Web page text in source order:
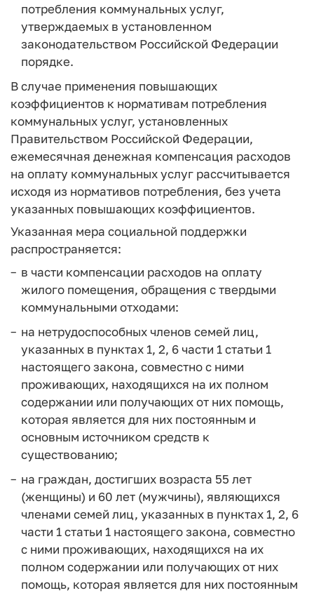
потребления коммунальных услуг,
утверждаемых в установленном
законодательством Российской Федерации
порядке.
В случае применения повышающих
коэффициентов к нормативам потребления
коммунальных услуг, установленных
Правительством Российской Федерации,
ежемесячная денежная компенсация расходов
на оплату коммунальных услуг рассчитывается
исходя из нормативов потребления, без учета
указанных повышающих коэффициентов.
Указанная мера социальной поддержки
распространяется:
в части компенсации расходов на оплату
жилого помещения, обращения с твердыми
коммунальными отходами:
на нетрудоспособных членов семей лиц,
указанных в пунктах 1, 2, 6 части 1 статьи 1
настоящего закона, совместно с ними
проживающих, находящихся на их полном
содержании или получающих от них помощь,
которая является для них постоянным и
основным источником средств к
существованию;
на граждан, достигших возраста 55 лет
(женщины) и 60 лет (мужчины), являющихся
членами семей лиц, указанных в пунктах 1, 2, 6
части 1 статьи 1 настоящего закона, совместно
с ними проживающих, находящихся на их
полном содержании или получающих от них
помощь, которая является для них постоянным